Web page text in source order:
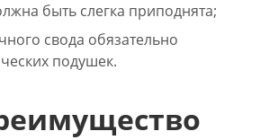
быть слегка приподнята;
свода обязательно
подушек.